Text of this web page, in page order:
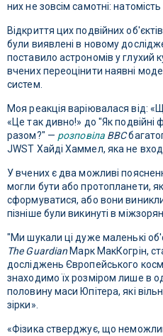
них не зовсім самотні:
Відкриття цих подвійних
були виявлені в новому
поставило астрономів у глухий
вчених переоцінити наявні
систем.
Моя реакція варіювалася від:
«Це так дивно!» до "Як подвійні
разом?" — розповіла BBC
JWST Хайді Хаммел, яка не
У вчених є два можливі
могли бути або протопланети,
сформуватися, або вони
пізніше були викинуті в
"Ми шукали ці дуже маленькі
The Guardian Марк МакКогрін,
досліджень Європейського
знаходимо їх розміром лише в
половину маси Юпітера, які
зірки».
«Фізика стверджує, що